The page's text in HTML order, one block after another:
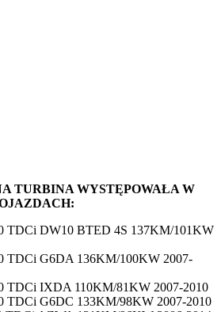
TURBINA WYSTĘPOWAŁA W
TDCi DW10 BTED 4S 137KM/101KW
TDCi G6DA 136KM/100KW 2007-
TDCi IXDA 110KM/81KW 2007-2010
TDCi G6DC 133KM/98KW 2007-2010